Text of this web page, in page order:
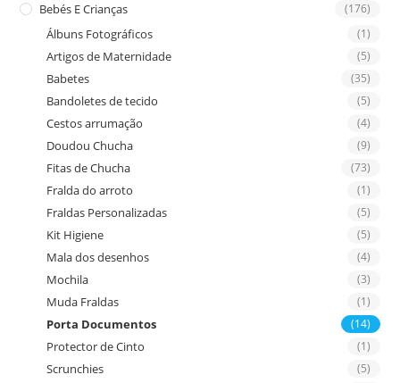
Bebés E Crianças (176)
Álbuns Fotográficos (1)
Artigos de Maternidade (5)
Babetes (35)
Bandoletes de tecido (5)
Cestos arrumação (4)
Doudou Chucha (9)
Fitas de Chucha (73)
Fralda do arroto (1)
Fraldas Personalizadas (5)
Kit Higiene (5)
Mala dos desenhos (4)
Mochila (3)
Muda Fraldas (1)
Porta Documentos (14)
Protector de Cinto (1)
Scrunchies (5)